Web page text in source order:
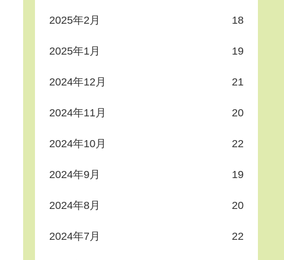
2025年2月 18
2025年1月 19
2024年12月 21
2024年11月 20
2024年10月 22
2024年9月 19
2024年8月 20
2024年7月 22